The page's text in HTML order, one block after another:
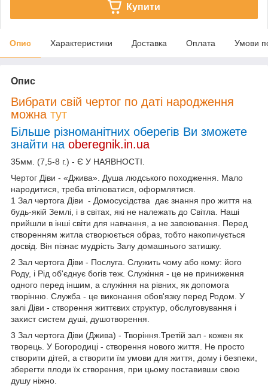
Купити
Опис Характеристики Доставка Оплата Умови
Опис
Вибрати свій чертог по даті народження
можна тут
Більше різноманітних оберегів Ви зможете
знайти на oberegnik.in.ua
35мм. (7,5-8 г.) - Є У НАЯВНОСТІ.
Чертог Діви - «Джива». Душа людського походження. Мало
народитися, треба втілюватися, оформлятися.
1 Зал чертога Діви - Домосусідства дає знання про життя на
будь-якій Землі, і в світах, які не належать до Світла. Наші
прийшли в інші світи для навчання, а не завоювання. Перед
створенням житла створюється образ, тобто накопичується
досвід. Він пізнає мудрість Залу домашнього затишку.
2 Зал чертога Діви - Послуга. Служить чому або кому: його
Роду, і Рід об'єднує богів теж. Служіння - це не приниження
одного перед іншим, а служіння на рівних, як допомога
творінню. Служба - це виконання обов'язку перед Родом. У
залі Діви - створення життєвих структур, обслуговування і
захист систем душі, душотворення.
3 Зал чертога Діви (Джива) - Творіння.Третій зал - кожен як
творець. У Богородиці - створення нового життя. Не просто
створити дітей, а створити їм умови для життя, дому і безпеки,
зберегти плоди їх створення, при цьому поставивши свою
душу ніжно.